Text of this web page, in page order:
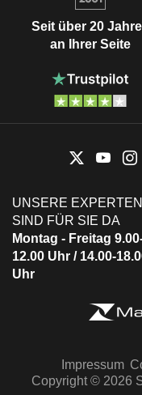
Seit über 20
an Ihrer Seite
UNSERE EXPERTEN
SIND FÜR SIE DA
Montag - Freitag
12.00 Uhr / 14.00-
Uhr
Impressum
Copyright © 2026